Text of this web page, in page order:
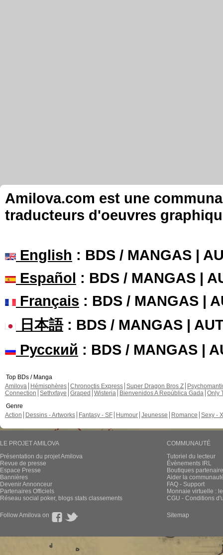
Amilova.com est une
traducteurs d'oeuvres
English : BDS / MANGAS |
Español : BDS / MANGAS |
Français : BDS / MANGAS |
日本語: BDS / MANGAS |
Русский : BDS / MANGAS |
Top BDs / Manga
Amilova
Hémisphères Chronoctis Express Super Dragon Bros Z
Connection Sethxfaye Graped Wisteria Bienvenidos A República Gada Only
Genre
Action
Dessins - Artworks Fantasy - SF Humour Jeunesse Romance Sexy -
LE PROJET AMILOVA
Présentation du projet Amilova
Revue de presse
Espace Presse
Bannières
Devenir Annonceur
Partenaires Officiels
Réseau social poker, blogs stats classements
COMMUNAUTÉ
Tutoriel du lecteur
Évènements IRL
Boutiques
Aider la
FAQ - Support
Monnaie virtuelle :
CGU - Conditions
Follow Amilova on Sitemap